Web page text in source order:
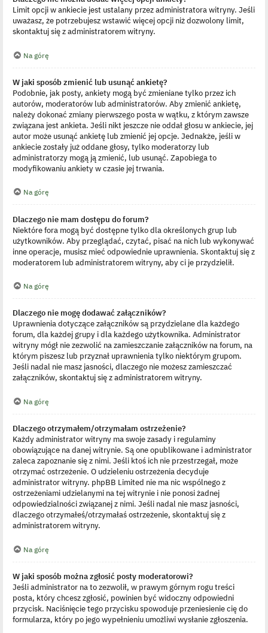
Limit opcji w ankiecie jest ustalany przez administratora witryny. Jeśli
uważasz, że potrzebujesz wstawić więcej opcji niż dozwolony limit,
skontaktuj się z administratorem witryny.
Na górę
W jaki sposób zmienić lub usunąć ankietę?
Podobnie, jak posty, ankiety mogą być zmieniane tylko przez ich
autorów, moderatorów lub administratorów. Aby zmienić ankietę,
należy dokonać zmiany pierwszego posta w wątku, z którym zawsze
związana jest ankieta. Jeśli nikt jeszcze nie oddał głosu w ankiecie, jej
autor może usunąć ankietę lub zmienić jej opcje. Jednakże, jeśli w
ankiecie zostały już oddane głosy, tylko moderatorzy lub
administratorzy mogą ją zmienić, lub usunąć. Zapobiega to
modyfikowaniu ankiety w czasie jej trwania.
Na górę
Dlaczego nie mam dostępu do forum?
Niektóre fora mogą być dostępne tylko dla określonych grup lub
użytkowników. Aby przeglądać, czytać, pisać na nich lub wykonywać
inne operacje, musisz mieć odpowiednie uprawnienia. Skontaktuj się z
moderatorem lub administratorem witryny, aby ci je przydzielił.
Na górę
Dlaczego nie mogę dodawać załączników?
Uprawnienia dotyczące załączników są przydzielane dla każdego
forum, dla każdej grupy i dla każdego użytkownika. Administrator
witryny mógł nie zezwolić na zamieszczanie załączników na forum, na
którym piszesz lub przyznał uprawnienia tylko niektórym grupom.
Jeśli nadal nie masz jasności, dlaczego nie możesz zamieszczać
załączników, skontaktuj się z administratorem witryny.
Na górę
Dlaczego otrzymałem/otrzymałam ostrzeżenie?
Każdy administrator witryny ma swoje zasady i regulaminy
obowiązujące na danej witrynie. Są one opublikowane i administrator
zaleca zapoznanie się z nimi. Jeśli ktoś ich nie przestrzegał, może
otrzymać ostrzeżenie. O udzieleniu ostrzeżenia decyduje
administrator witryny. phpBB Limited nie ma nic wspólnego z
ostrzeżeniami udzielanymi na tej witrynie i nie ponosi żadnej
odpowiedzialności związanej z nimi. Jeśli nadal nie masz jasności,
dlaczego otrzymałeś/otrzymałaś ostrzeżenie, skontaktuj się z
administratorem witryny.
Na górę
W jaki sposób można zgłosić posty moderatorowi?
Jeśli administrator na to zezwolił, w prawym górnym rogu treści
posta, który chcesz zgłosić, powinien być widoczny odpowiedni
przycisk. Naciśnięcie tego przycisku spowoduje przeniesienie cię do
formularza, który po jego wypełnieniu umożliwi wysłanie zgłoszenia.